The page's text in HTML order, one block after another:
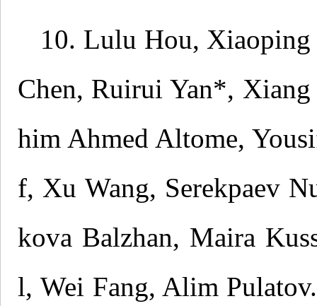
10. Lulu Hou,
Chen, Ruirui Yan*,
him Ahmed Altome,
f, Xu Wang, Serekpaev
kova Balzhan, Maira
l, Wei Fang, Alim